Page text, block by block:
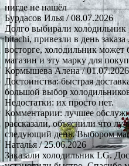
нигде не нашёл
Бурдасов Илья/ 08.07.2026
Долго выбирали
hitachi, привезли в день
восторге, холодильник может
магазин и эту марку для
Кормышева Алена/ 01.07.2026
Достоинства: быстрая
большой выбор
Недостатки: их просто нет.
Комментарии: лучшее
рассказали, объяснили что
следующий день. Выбором
Наталья/ 25.06.2026
Заказали холодильник LG.